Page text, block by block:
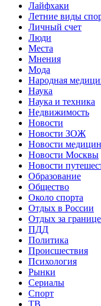
Лайфхаки
Летние виды
Личный счет
Люди
Места
Мнения
Мода
Народная
Наука
Наука и техника
Недвижимость
Новости
Новости ЗОЖ
Новости
Новости Москвы
Новости
Образование
Общество
Около спорта
Отдых в России
Отдых за
ПДД
Политика
Происшествия
Психология
Рынки
Сериалы
Спорт
ТВ